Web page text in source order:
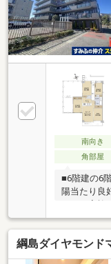
ご説明させ
ております
南向き
角部屋
■6階建の6
陽当たり良
す■全居室
側方面は遮
コニー面積
ア気分を楽
綱島ダイヤモンド